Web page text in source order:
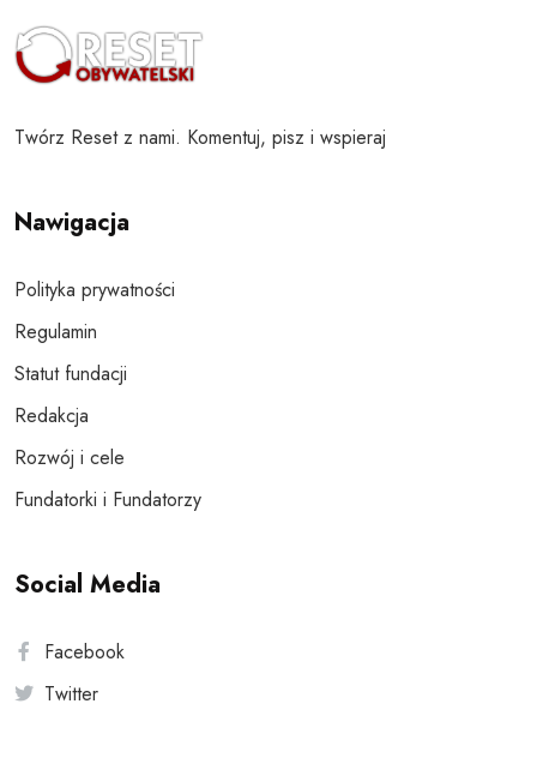
Twórz Reset z nami. Komentuj, pisz i wspieraj
Nawigacja
Polityka prywatności
Regulamin
Statut fundacji
Redakcja
Rozwój i cele
Fundatorki i Fundatorzy
Social Media
Facebook
Twitter